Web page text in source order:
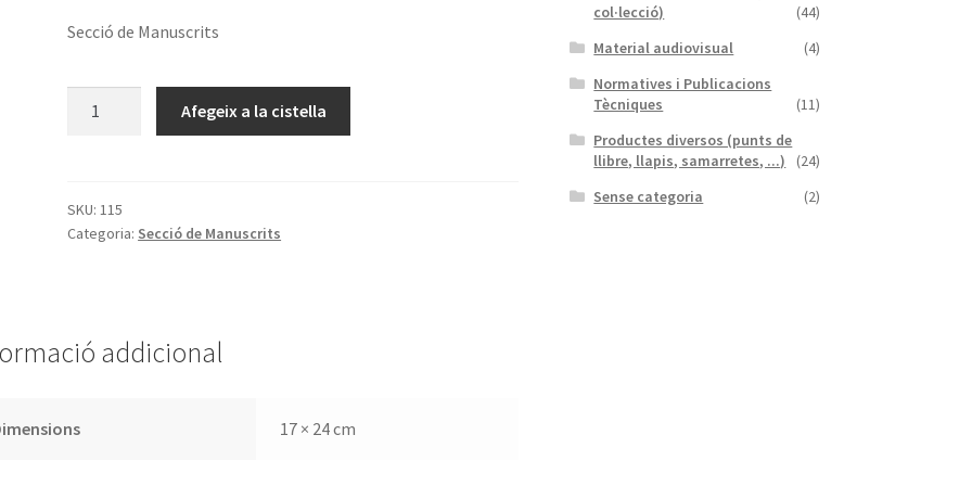
Secció de Manuscrits
una
colección
José
Mestres
Afegeix a la cistella
SKU:115
Categoria: Secció de Manuscrits
addicional
17 × 24 cm
col·lecció)
(44)
Material audiovisual
(4)
Normatives i Publicacions
Tècniques
(11)
Productes diversos (punts de
llibre, llapis, samarretes, ...)
(24)
Sense categoria
(2)